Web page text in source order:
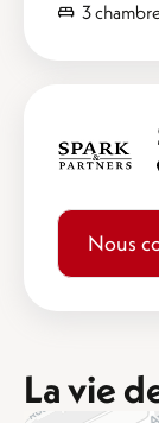
3
Nous
La vie